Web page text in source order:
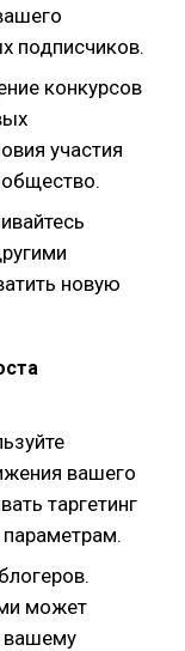
подписчиков.
конкурсов
участия
новую
вашего
таргетинг
параметрам.
может
вашему